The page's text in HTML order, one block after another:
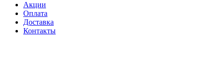
Акции
Оплата
Доставка
Контакты